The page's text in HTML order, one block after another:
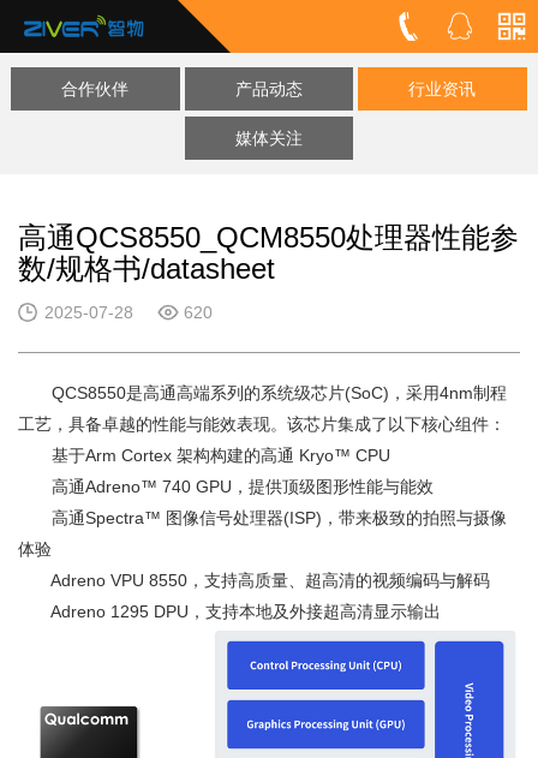
合作伙伴 产品动态 行业资讯
媒体关注
高通QCS8550_QCM8550处理器性能参
数/规格书/datasheet
2025-07-28 620
QCS8550是高通高端系列的系统级芯片(SoC)，采用4nm制程
工艺，具备卓越的性能与能效表现。该芯片集成了以下核心组件：
基于Arm Cortex 架构构建的高通 Kryo™ CPU
高通Adreno™ 740 GPU，提供顶级图形性能与能效
高通Spectra™ 图像信号处理器(ISP)，带来极致的拍照与摄像
体验
Adreno VPU 8550，支持高质量、超高清的视频编码与解码
Adreno 1295 DPU，支持本地及外接超高清显示输出